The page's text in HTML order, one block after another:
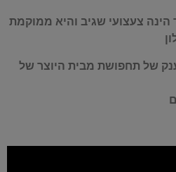
צעצועי שגיב והיא ממוקמת
ענק של תחפושת מבית היוצר של